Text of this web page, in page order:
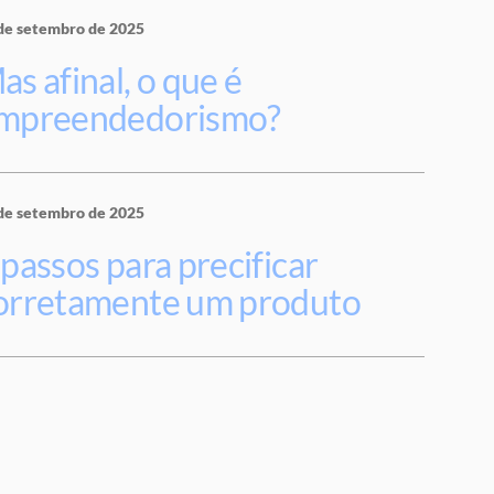
setembro de 2025
afinal, o que é
setembro de 2025
para precificar
um produto